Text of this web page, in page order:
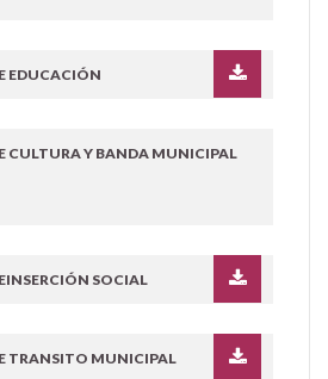
EDUCACIÓN
CULTURA Y BANDA MUNICIPAL
SOCIAL
TRANSITO MUNICIPAL